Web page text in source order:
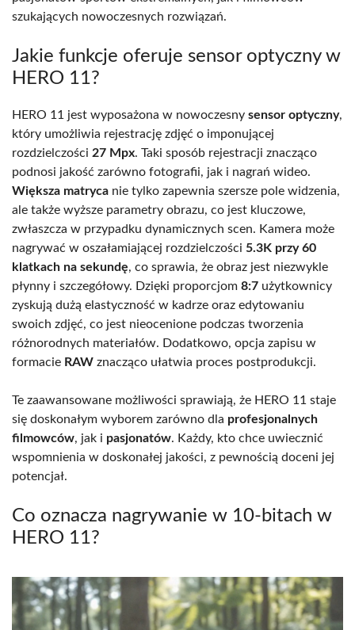
szukających nowoczesnych rozwiązań.
Jakie funkcje oferuje sensor optyczny w
HERO 11?
HERO 11 jest wyposażona w nowoczesny sensor optyczny,
który umożliwia rejestrację zdjęć o imponującej
rozdzielczości 27 Mpx. Taki sposób rejestracji znacząco
podnosi jakość zarówno fotografii, jak i nagrań wideo.
Większa matryca nie tylko zapewnia szersze pole widzenia,
ale także wyższe parametry obrazu, co jest kluczowe,
zwłaszcza w przypadku dynamicznych scen. Kamera może
nagrywać w oszałamiającej rozdzielczości 5.3K przy 60
klatkach na sekundę, co sprawia, że obraz jest niezwykle
płynny i szczegółowy. Dzięki proporcjom 8:7 użytkownicy
zyskują dużą elastyczność w kadrze oraz edytowaniu
swoich zdjęć, co jest nieocenione podczas tworzenia
różnorodnych materiałów. Dodatkowo, opcja zapisu w
formacie RAW znacząco ułatwia proces postprodukcji.
Te zaawansowane możliwości sprawiają, że HERO 11 staje
się doskonałym wyborem zarówno dla profesjonalnych
filmowców, jak i pasjonatów. Każdy, kto chce uwiecznić
wspomnienia w doskonałej jakości, z pewnością doceni jej
potencjał.
Co oznacza nagrywanie w 10-bitach w
HERO 11?